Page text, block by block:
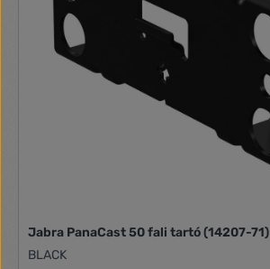
Jabra PanaCast 50 fali tartó (14207-71)
BLACK